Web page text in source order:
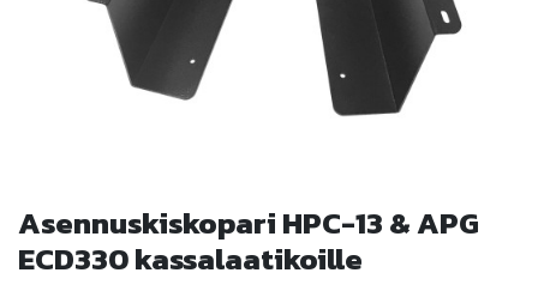
Asennuskiskopari HPC-13 & APG
ECD330 kassalaatikoille